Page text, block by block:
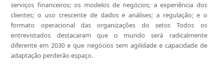
serviços financeiros; os modelos de negócios; a experiência dos
clientes; o uso crescente de dados e análises; a regulação; e o
formato operacional das organizações do setor. Todos os
entrevistados destacaram que o mundo será radicalmente
diferente em 2030 e que negócios sem agilidade e capacidade de
adaptação perderão espaço.